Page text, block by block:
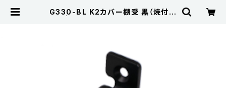
G330-BL K2カバー棚受 黒（焼付塗